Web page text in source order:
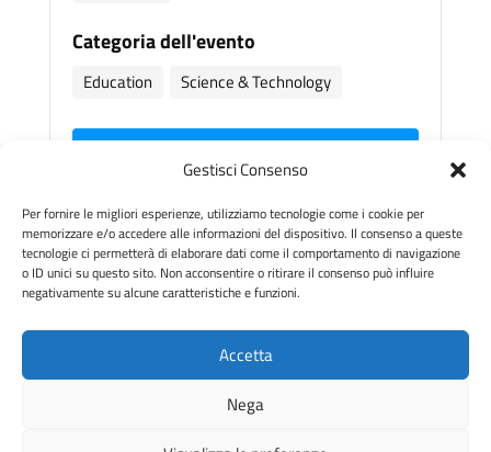
Gestisci Consenso
Per fornire le migliori esperienze, utilizziamo tecnologie come i cookie per
memorizzare e/o accedere alle informazioni del dispositivo. Il consenso a queste
tecnologie ci permetterà di elaborare dati come il comportamento di navigazione
o ID unici su questo sito. Non acconsentire o ritirare il consenso può influire
negativamente su alcune caratteristiche e funzioni.
Accetta
Nega
Categoria dell'evento
Education Science & Technology
GUARDA IL VIDEO
Share With Friends
© Quantum Catania – Università di Catania –